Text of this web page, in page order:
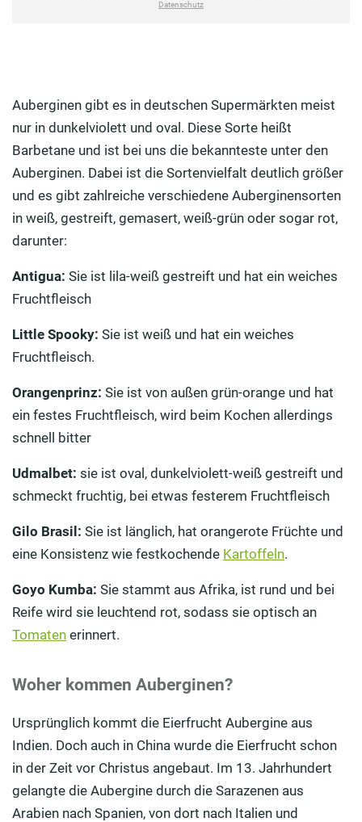
Auberginen gibt es in deutschen Supermärkten meist
nur in dunkelviolett und oval. Diese Sorte heißt
Barbetane und ist bei uns die bekannteste unter den
Auberginen. Dabei ist die Sortenvielfalt deutlich größer
und es gibt zahlreiche verschiedene Auberginensorten
in weiß, gestreift, gemasert, weiß-grün oder sogar rot,
darunter:
Antigua: Sie ist lila-weiß gestreift und hat ein weiches
Fruchtfleisch
Little Spooky: Sie ist weiß und hat ein weiches
Fruchtfleisch.
Orangenprinz: Sie ist von außen grün-orange und hat
ein festes Fruchtfleisch, wird beim Kochen allerdings
schnell bitter
Udmalbet: sie ist oval, dunkelviolett-weiß gestreift und
schmeckt fruchtig, bei etwas festerem Fruchtfleisch
Gilo Brasil: Sie ist länglich, hat orangerote Früchte und
eine Konsistenz wie festkochende Kartoffeln.
Goyo Kumba: Sie stammt aus Afrika, ist rund und bei
Reife wird sie leuchtend rot, sodass sie optisch an
Tomaten erinnert.
Woher kommen Auberginen?
Ursprünglich kommt die Eierfrucht Aubergine aus
Indien. Doch auch in China wurde die Eierfrucht schon
in der Zeit vor Christus angebaut. Im 13. Jahrhundert
gelangte die Aubergine durch die Sarazenen aus
Arabien nach Spanien, von dort nach Italien und